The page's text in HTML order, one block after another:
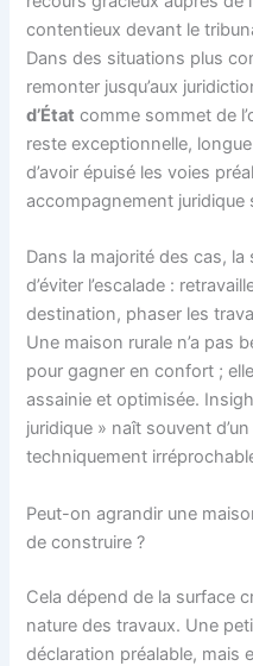
contentieux devant le
Dans des situations plus
remonter jusqu’aux
d’État comme sommet de
reste exceptionnelle,
d’avoir épuisé les voies
accompagnement juridique
Dans la majorité des cas,
d’éviter l’escalade :
destination, phaser les
Une maison rurale n’a pas
pour gagner en confort ;
assainie et optimisée.
juridique » naît souvent
techniquement
Peut-on agrandir une
de construire ?
Cela dépend de la surface
nature des travaux. Une
déclaration préalable, mais